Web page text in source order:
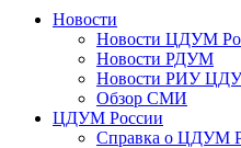
Новости
Новости ЦДУМ
Новости РДУМ
Новости РИУ
Обзор СМИ
ЦДУМ России
Справка о ЦДУМ